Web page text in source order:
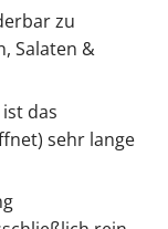
zu
Salaten &
das
sehr lange